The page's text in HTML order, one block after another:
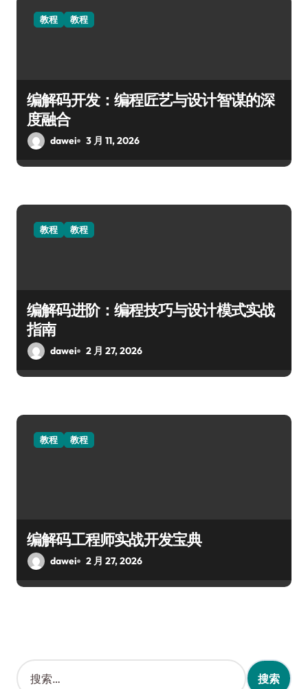
教程 教程
编解码开发：编程匠艺与设计智谋的深
度融合
dawei 3 月 11, 2026
教程 教程
编解码进阶：编程技巧与设计模式实战
指南
dawei 2 月 27, 2026
教程 教程
编解码工程师实战开发宝典
dawei 2 月 27, 2026
搜
索